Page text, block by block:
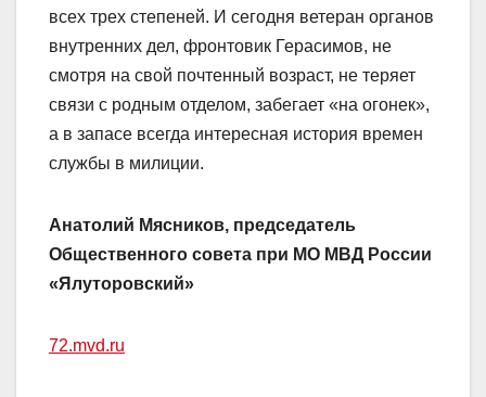
всех трех степеней. И сегодня ветеран органов
внутренних дел, фронтовик Герасимов, не
смотря на свой почтенный возраст, не теряет
связи с родным отделом, забегает «на огонек»,
а в запасе всегда интересная история времен
службы в милиции.
Анатолий Мясников, председатель
Общественного совета при МО МВД России
«Ялуторовский»
72.mvd.ru